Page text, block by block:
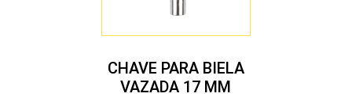
CHAVE PARA BIELA
VAZADA 17 MM